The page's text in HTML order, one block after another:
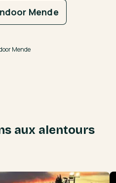
Mende
Mende
aux alentours